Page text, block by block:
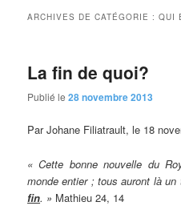
ARCHIVES DE CATÉGORIE :QUI
La fin de quoi?
Publié le28 novembre 2013
Par Johane Filiatrault, le 18
« Cette bonne nouvelle du
monde entier ; tous auront là un
fin. » Mathieu 24, 14